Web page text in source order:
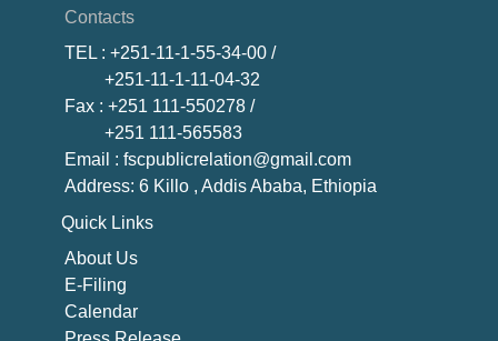
Contacts
TEL : +251-11-1-55-34-00 /
+251-11-1-11-04-32
Fax : +251 111-550278 /
+251 111-565583
Email : fscpublicrelation@gmail.com
Address: 6 Killo , Addis Ababa, Ethiopia
Quick Links
About Us
E-Filing
Calendar